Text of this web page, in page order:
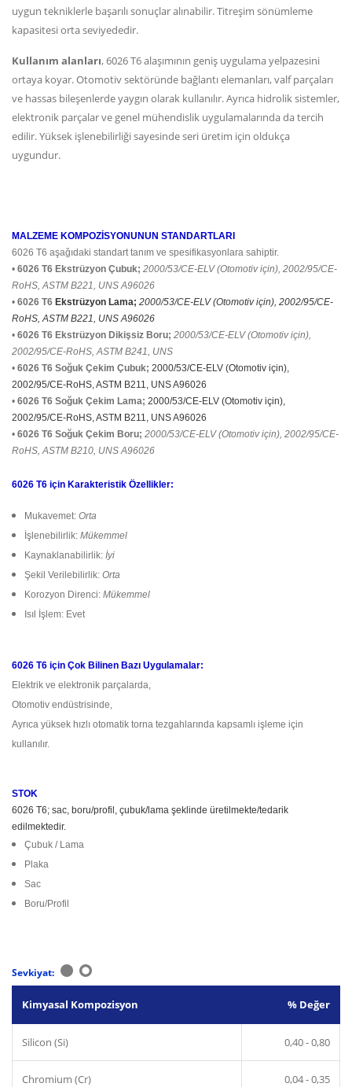
uygun tekniklerle başarılı sonuçlar alınabilir. Titreşim sönümleme
kapasitesi orta seviyededir.
Kullanım alanları, 6026 T6 alaşımının geniş uygulama yelpazesini
ortaya koyar. Otomotiv sektöründe bağlantı elemanları, valf parçaları
ve hassas bileşenlerde yaygın olarak kullanılır. Ayrıca hidrolik sistemler,
elektronik parçalar ve genel mühendislik uygulamalarında da tercih
edilir. Yüksek işlenebilirliği sayesinde seri üretim için oldukça
uygundur.
MALZEME KOMPOZİSYONUNUN STANDARTLARI
6026 T6 aşağıdaki standart tanım ve spesifikasyonlara sahiptir.
• 6026 T6 Ekstrüzyon Çubuk; 2000/53/CE-ELV (Otomotiv için), 2002/95/CE-
RoHS, ASTM B221, UNS A96026
• 6026 T6 Ekstrüzyon Lama; 2000/53/CE-ELV (Otomotiv için), 2002/95/CE-
RoHS, ASTM B221, UNS A96026
• 6026 T6 Ekstrüzyon Dikişsiz Boru; 2000/53/CE-ELV (Otomotiv için),
2002/95/CE-RoHS, ASTM B241, UNS
• 6026 T6 Soğuk Çekim Çubuk; 2000/53/CE-ELV (Otomotiv için),
2002/95/CE-RoHS, ASTM B211, UNS A96026
• 6026 T6 Soğuk Çekim Lama; 2000/53/CE-ELV (Otomotiv için),
2002/95/CE-RoHS, ASTM B211, UNS A96026
• 6026 T6 Soğuk Çekim Boru; 2000/53/CE-ELV (Otomotiv için), 2002/95/CE-
RoHS, ASTM B210, UNS A96026
6026 T6 için Karakteristik Özellikler:
Mukavemet: Orta
İşlenebilirlik: Mükemmel
Kaynaklanabilirlik: İyi
Şekil Verilebilirlik: Orta
Korozyon Direnci: Mükemmel
Isıl İşlem: Evet
6026 T6 için Çok Bilinen Bazı Uygulamalar:
Elektrik ve elektronik parçalarda,
Otomotiv endüstrisinde,
Ayrıca yüksek hızlı otomatik torna tezgahlarında kapsamlı işleme için
kullanılır.
STOK
6026 T6; sac, boru/profil, çubuk/lama şeklinde üretilmekte/tedarik
edilmektedir.
Çubuk / Lama
Plaka
Sac
Boru/Profil
Sevkiyat:
Kimyasal Kompozisyon % Değer
Silicon (Si) 0,40 - 0,80
Chromium (Cr) 0,04 - 0,35